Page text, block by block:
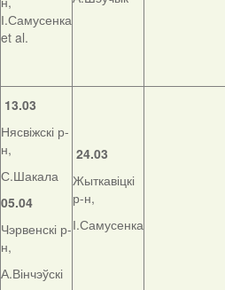
І.Самусенка
et al.
13.03
Нясвіжскі р-
н,
С.Шакала
05.04
Чэрвенскі р-
н,
А.Вінчэўскі
24.03
Жыткавіцкі
р-н,
І.Самусенка